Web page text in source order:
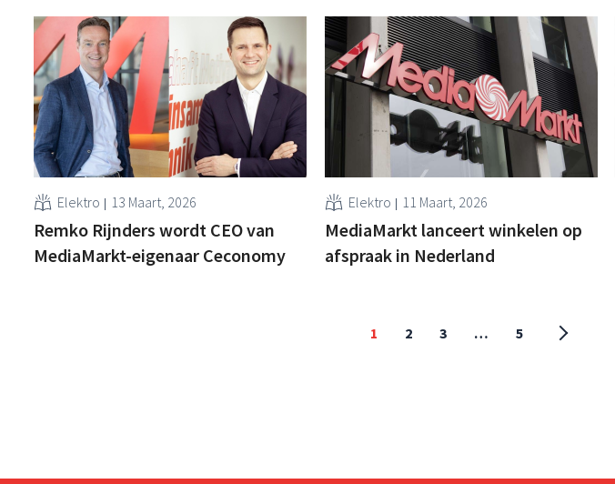
Elektro 13 Maart, 2026
Remko Rijnders wordt CEO van
MediaMarkt-eigenaar Ceconomy
Elektro 11 Maart, 2026
MediaMarkt lanceert winkelen op
afspraak in Nederland
1 2 3 … 5